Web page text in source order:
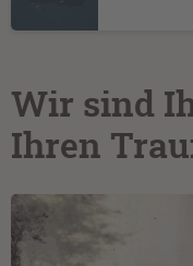
Wir sind
Ihren